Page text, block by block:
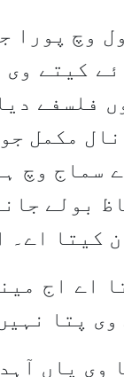
وچ پورا
کیتے
فلسفے
نال مکمل
سماج وچ
بولے
کیتا اے۔
اے اج
پتا
وی یاں